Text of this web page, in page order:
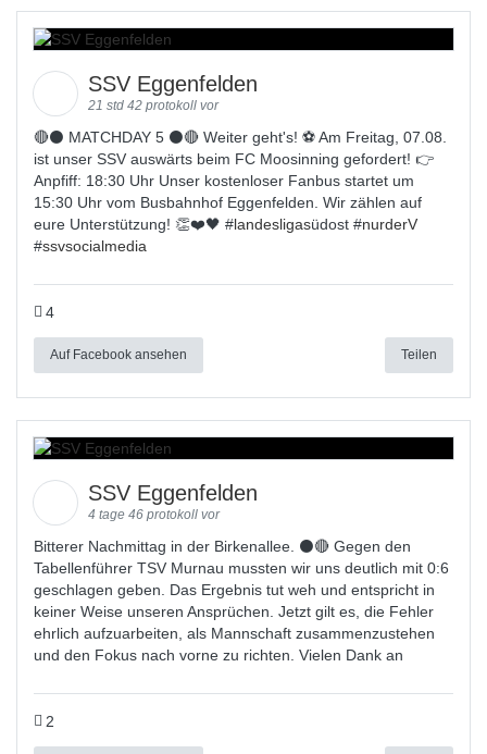
SSV Eggenfelden
21 std 42 protokoll vor
🔴⚫️ MATCHDAY 5 ⚫️🔴 Weiter geht's! ⚽ Am Freitag, 07.08.
ist unser SSV auswärts beim FC Moosinning gefordert! 👉
Anpfiff: 18:30 Uhr Unser kostenloser Fanbus startet um
15:30 Uhr vom Busbahnhof Eggenfelden. Wir zählen auf
eure Unterstützung! 👏❤️🖤 #landesligasüdost #nurderV
#ssvsocialmedia
4
Auf Facebook ansehen Teilen
SSV Eggenfelden
4 tage 46 protokoll vor
Bitterer Nachmittag in der Birkenallee. ⚫🔴 Gegen den
Tabellenführer TSV Murnau mussten wir uns deutlich mit 0:6
geschlagen geben. Das Ergebnis tut weh und entspricht in
keiner Weise unseren Ansprüchen. Jetzt gilt es, die Fehler
ehrlich aufzuarbeiten, als Mannschaft zusammenzustehen
und den Fokus nach vorne zu richten. Vielen Dank an
2